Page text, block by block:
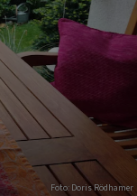
Foto: Doris Rödhamer